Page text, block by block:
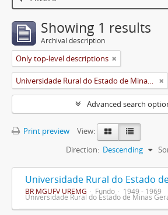
Showing 1 results
Archival description
Only top-level descriptions
Universidade Rural do Estado de Minas Gerais (Uremg)
Advanced search
Print preview
View:
Direction: Descending
Universidade Rural do Estado
BR MGUFV UREMG Fundo 1949 - 1969
Universidade Rural do Estado de Minas